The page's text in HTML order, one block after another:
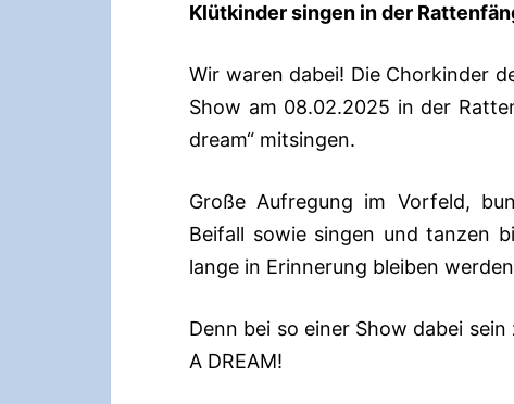
Klütkinder singen in der
Wir waren dabei! Die Chorkinder
Show am 08.02.2025 in der
dream“ mitsingen.
Große Aufregung im Vorfeld,
Beifall sowie singen und tanzen
lange in Erinnerung bleiben
Denn bei so einer Show dabei
A DREAM!